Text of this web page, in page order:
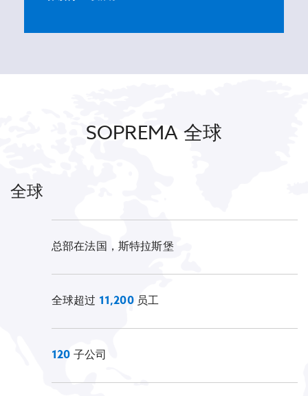
SOPREMA 全球
全球
总部在法国，斯特拉斯堡
全球超过 11,200员工
120 子公司